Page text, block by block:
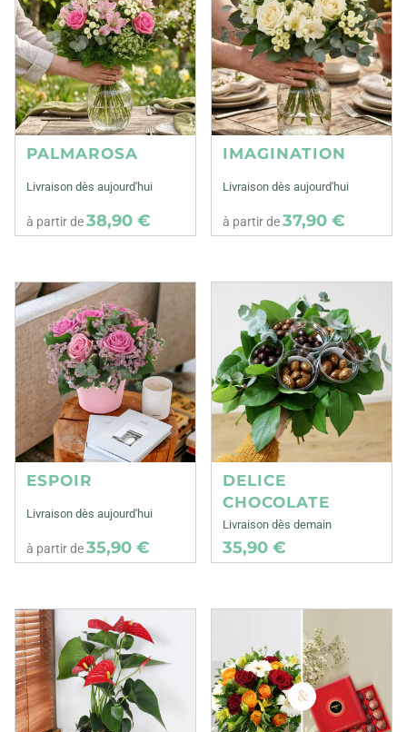
PALMAROSA
Livraison dès aujourd'hui
à partir de38,90 €
IMAGINATION
Livraison dès aujourd'hui
à partir de37,90 €
ESPOIR
Livraison dès aujourd'hui
à partir de35,90 €
DELICE
CHOCOLATE
Livraison dès demain
35,90 €